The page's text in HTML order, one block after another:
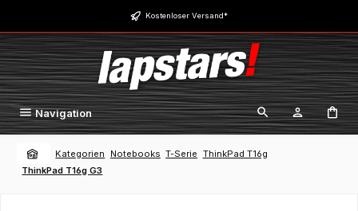
Zum Hauptinhalt springen Kostenloser Versand*
Navigation
Kategorien Notebooks T-Serie ThinkPad T16g
ThinkPad T16g G3